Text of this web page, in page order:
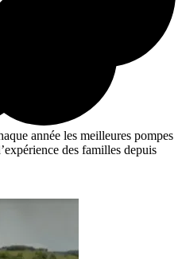
année les meilleures pompes
des familles depuis